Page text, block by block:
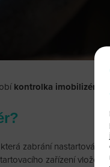
kontrolka imobilizéru ,
zabrání nastartování
zařízení vložen